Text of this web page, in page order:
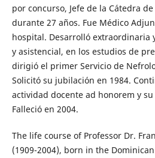
por concurso, Jefe de la Cátedra
durante 27 años. Fue Médico
hospital. Desarrolló extraordinaria
y asistencial, en los estudios de
dirigió el primer Servicio de
Solicitó su jubilación en 1984.
actividad docente ad honorem y
Falleció en 2004.
The life course of Professor Dr.
(1909-2004), born in the